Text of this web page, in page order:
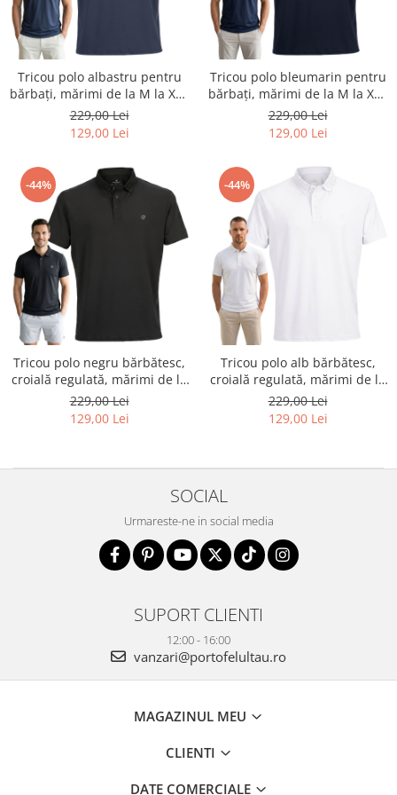
Tricou polo albastru pentru
bărbați, mărimi de la M la XL -
Peterson
229,00 Lei
129,00 Lei
Tricou polo bleumarin pentru
bărbați, mărimi de la M la XL -
Peterson
229,00 Lei
129,00 Lei
-44%
Tricou polo negru bărbătesc,
croială regulată, mărimi de la
M la XL - Peterson
229,00 Lei
129,00 Lei
-44%
Tricou polo alb bărbătesc,
croială regulată, mărimi de la
M la XL - Peterson
229,00 Lei
129,00 Lei
SOCIAL
Urmareste-ne in social media
SUPORT CLIENTI
12:00 - 16:00
vanzari@portofelultau.ro
MAGAZINUL MEU
CLIENTI
DATE COMERCIALE